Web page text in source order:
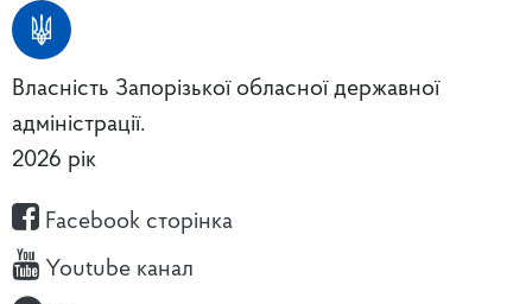
Власність Запорізької обласної державної
адміністрації.
2026 рік
Facebook сторінка
Youtube канал